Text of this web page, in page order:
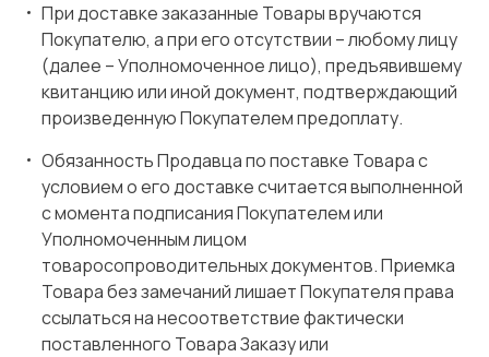
При доставке заказанные Товары вручаются
Покупателю, а при его отсутствии – любому лицу
(далее – Уполномоченное лицо), предъявившему
квитанцию или иной документ, подтверждающий
произведенную Покупателем предоплату.
Обязанность Продавца по поставке Товара с
условием о его доставке считается выполненной
с момента подписания Покупателем или
Уполномоченным лицом
товаросопроводительных документов. Приемка
Товара без замечаний лишает Покупателя права
ссылаться на несоответствие фактически
поставленного Товара Заказу или